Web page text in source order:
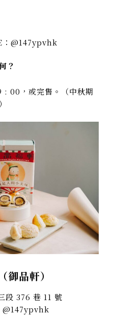
：@147ypvhk
？
00，或完售。
（中秋期
御品軒）
段 376 巷 11 號
@147ypvhk